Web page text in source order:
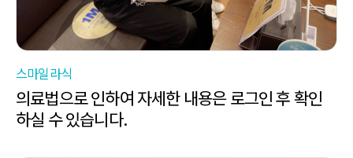
스마일라식
의료법으로 인하여 자세한 내용은 로그인 후 확인
하실 수 있습니다.